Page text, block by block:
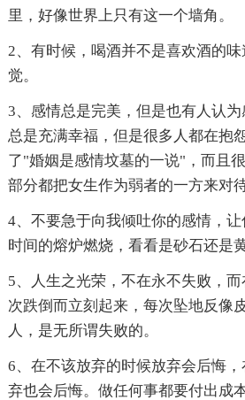
里，好像世界上只有这一个墙角。
2、有时候，喝酒并不是喜欢酒的
觉。
3、感情总是完美，但是也有人认
总是充满幸福，但是很多人都在抱
了"婚姻是感情坟墓的一说"，而且
部分都把女生作为弱者的一方来对待
4、不要急于向我倾吐你的感情，
时间的熔炉燃烧，看看是砂石还是黄
5、人生之光荣，不在永不失败，
次跌倒而立刻起来，每次坠地反像
人，是无所谓失败的。
6、在不该放弃的时候放弃会后悔
弃也会后悔。做任何事都要付出成